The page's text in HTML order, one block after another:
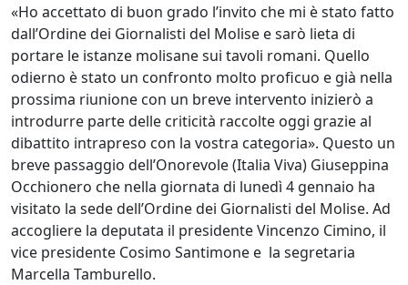
«Ho accettato di buon grado l’invito che mi è stato fatto
dall’Ordine dei Giornalisti del Molise e sarò lieta di
portare le istanze molisane sui tavoli romani. Quello
odierno è stato un confronto molto proficuo e già nella
prossima riunione con un breve intervento inizierò a
introdurre parte delle criticità raccolte oggi grazie al
dibattito intrapreso con la vostra categoria». Questo un
breve passaggio dell’Onorevole (Italia Viva) Giuseppina
Occhionero che nella giornata di lunedì 4 gennaio ha
visitato la sede dell’Ordine dei Giornalisti del Molise. Ad
accogliere la deputata il presidente Vincenzo Cimino, il
vice presidente Cosimo Santimone e la segretaria
Marcella Tamburello.